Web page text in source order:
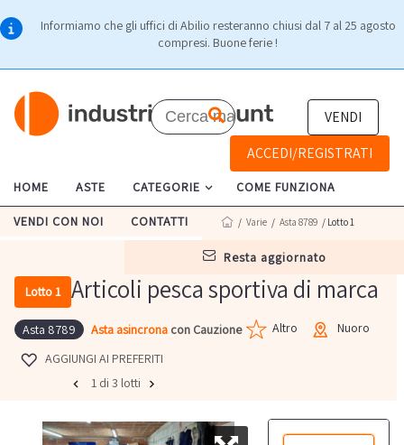
Informiamo che gli uffici di Abilio resteranno chiusi dal 7 al 25 agosto
compresi. Buone ferie !
VENDI
ACCEDI/REGISTRATI
HOME ASTE CATEGORIE COME FUNZIONA
VENDI CON NOI CONTATTI
resta aggiornato
/ Varie / Asta 8789 / Lotto 1
Lotto 1 Articoli pesca sportiva di marca
Asta 8789 Asta asincrona con Cauzione Altro
Nuoro
AGGIUNGI AI PREFERITI
1 di 3 lotti